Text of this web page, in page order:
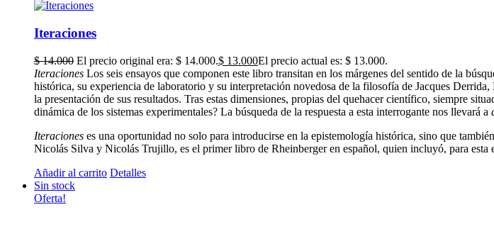
Iteraciones
$14.000 El precio original era: $ 14.000.$ 13.000El precio actual es: $ 13.000.
Iteraciones Los seis ensayos que componen este libro transitan en los márgenes del sentido de la
histórica, su experiencia de laboratorio y su interpretación novedosa de la filosofía de Jacques
la presentación de sus resultados. Tras estas dimensiones, propias del quehacer científico, siempre
dinámica de los sistemas experimentales? La búsqueda de la respuesta a esta interrogante nos llevará a
Iteraciones es una oportunidad no solo para introducirse en la epistemología histórica, sino que
Nicolás Silva y Nicolás Trujillo, es el primer libro de Rheinberger en español, quien incluyó, para
Añadir al carrito Detalles
Sin stock
Oferta!